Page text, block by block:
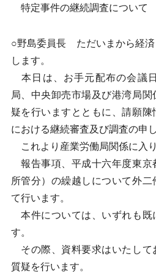
特定事件の継続調査について
○野島委員長 ただいまから経済
します。
本日は、お手元配布の会議
局、中央卸売市場及び港湾局
疑を行いますとともに、請願陳
における継続審査及び調査の申
これより産業労働局関係に入り
報告事項、平成十六年度東京
所管分）の繰越しについて外
て行います。
本件については、いずれも既
す。
その際、資料要求はいたして
質疑を行います。